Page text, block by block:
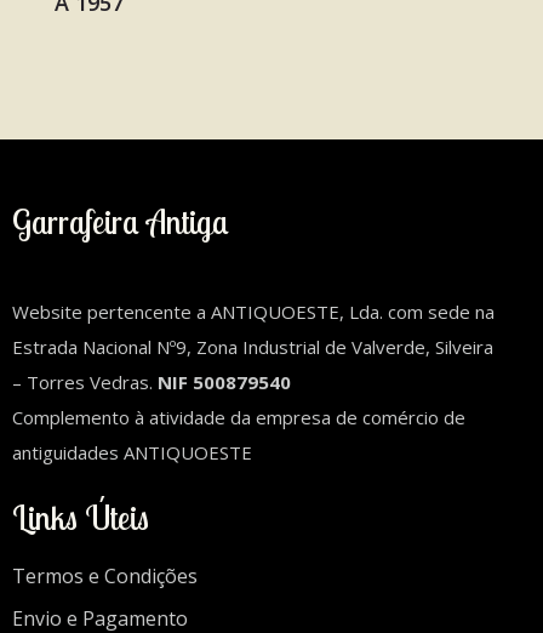
Garrafeira Antiga
Website pertencente a ANTIQUOESTE, Lda. com sede na
Estrada Nacional Nº9, Zona Industrial de Valverde, Silveira
– Torres Vedras. NIF 500879540
Complemento à atividade da empresa de comércio de
antiguidades ANTIQUOESTE
Links Úteis
Termos e Condições
Envio e Pagamento